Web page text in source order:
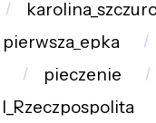
pierwsza_epka
pieczenie
I_Rzeczpospolita